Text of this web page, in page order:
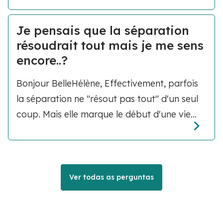
Je pensais que la séparation
résoudrait tout mais je me sens
encore..?
Bonjour BelleHélène, Effectivement, parfois
la séparation ne "résout pas tout" d'un seul
coup. Mais elle marque le début d'une vie...
Ver todas as perguntas